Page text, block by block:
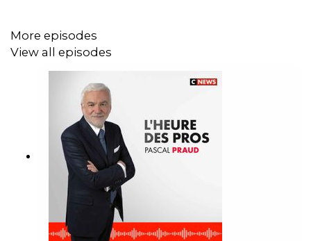
More episodes
View all episodes